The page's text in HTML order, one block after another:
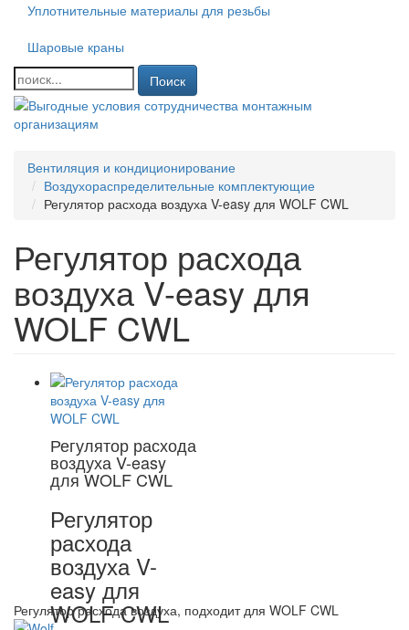
Уплотнительные материалы для резьбы
Шаровые краны
Поиск
Вентиляция и кондиционирование
Воздухораспределительные комплектующие
Регулятор расхода воздуха V-easy для WOLF CWL
Регулятор расхода
воздуха V-easy для
WOLF CWL
Регулятор расхода
воздуха V-easy
для WOLF CWL
Регулятор
расхода
воздуха V-
easy для
WOLF CWL
Регулятор расхода воздуха, подходит для WOLF CWL